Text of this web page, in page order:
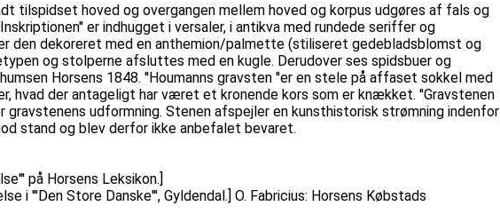
tilspidset hoved og overgangen mellem hoved og korpus udgøres af fals og
er indhugget i versaler, i antikva med rundede seriffer og
den dekoreret med en anthemion/palmette (stiliseret gedebladsblomst og
og stolperne afsluttes med en kugle. Derudover ses spidsbuer og
Horsens 1848. ''Houmanns gravsten ''er en stele på affaset sokkel med
hvad der antageligt har været et kronende kors som er knækket. ''Gravstenen
udformning. Stenen afspejler en kunsthistorisk strømning indenfor
stand og blev derfor ikke anbefalet bevaret.
på Horsens Leksikon.]
Store Danske''', Gyldendal.] O. Fabricius: Horsens Købstads